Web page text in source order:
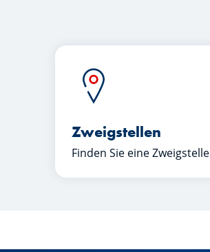
Zweigstellen
Finden Sie eine Zweigstelle